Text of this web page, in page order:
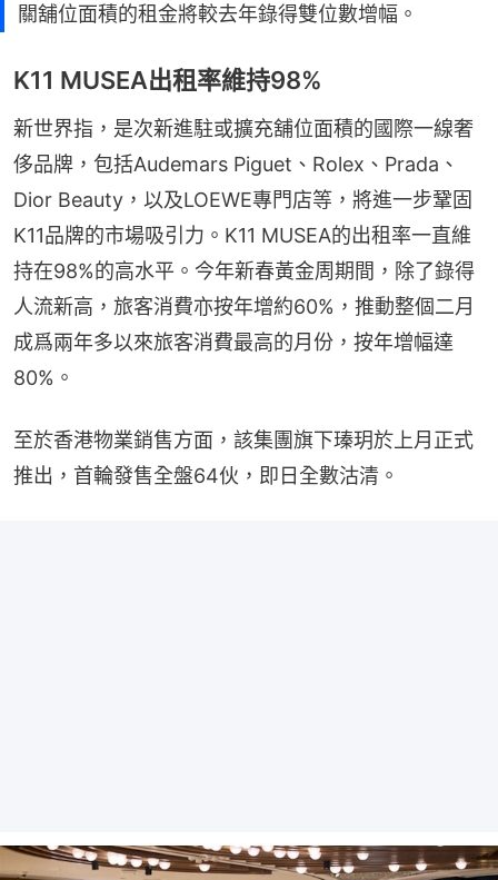
關舖位面積的租金將較去年錄得雙位數增幅。
K11 MUSEA出租率維持98%
新世界指，是次新進駐或擴充舖位面積的國際一線奢
侈品牌，包括Audemars Piguet、Rolex、Prada、
Dior Beauty，以及LOEWE專門店等，將進一步鞏固
K11品牌的市場吸引力。K11 MUSEA的出租率一直維
持在98%的高水平。今年新春黃金周期間，除了錄得
人流新高，旅客消費亦按年增約60%，推動整個二月
成爲兩年多以來旅客消費最高的月份，按年增幅達
80%。
至於香港物業銷售方面，該集團旗下瑧玥於上月正式
推出，首輪發售全盤64伙，即日全數沽清。